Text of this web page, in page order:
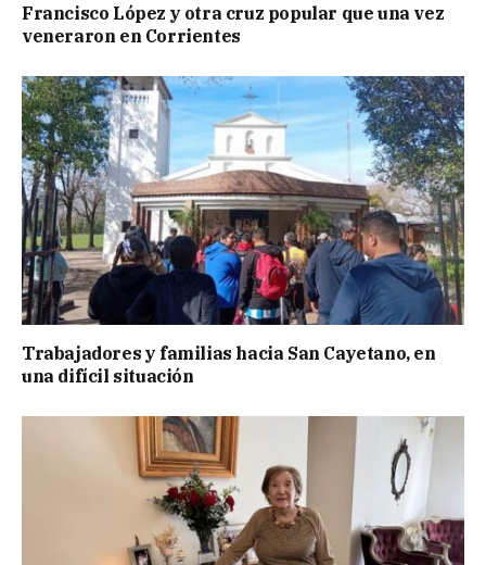
Francisco López y otra cruz popular que una vez
veneraron en Corrientes
Trabajadores y familias hacia San Cayetano, en
una difícil situación